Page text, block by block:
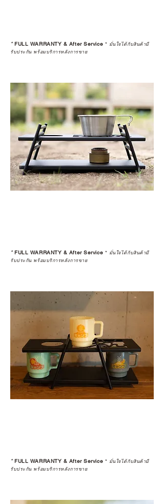
*FULL WARRANTY & After Service * มั่นใจได้กับสินค้ามี
รับประกัน พร้อมบริการหลังการขาย
*FULL WARRANTY & After Service * มั่นใจได้กับสินค้ามี
รับประกัน พร้อมบริการหลังการขาย
*FULL WARRANTY & After Service * มั่นใจได้กับสินค้ามี
รับประกัน พร้อมบริการหลังการขาย